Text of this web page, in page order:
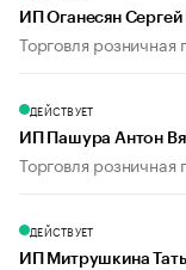
ИП Оганесян
Торговля розничная
ДЕЙСТВУЕТ
ИП Пашура Антон
Торговля розничная
ДЕЙСТВУЕТ
ИП Митрушкина